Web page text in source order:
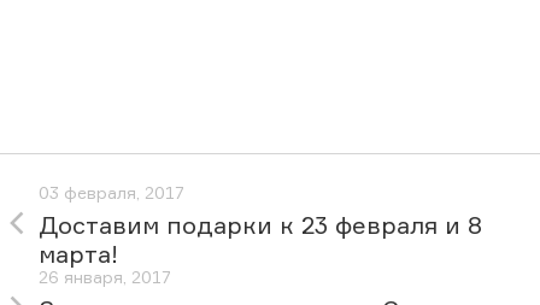
03 февраля, 2017
Доставим подарки к 23 февраля и 8
марта!
26 января, 2017